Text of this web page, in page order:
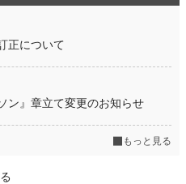
正について
ン』章立て変更のお知らせ
もっと見る